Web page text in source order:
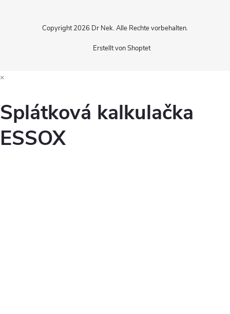
Erstellt von Shoptet
Copyright 2026 Dr Nek. Alle Rechte vorbehalten.
×
Splátková kalkulačka
ESSOX